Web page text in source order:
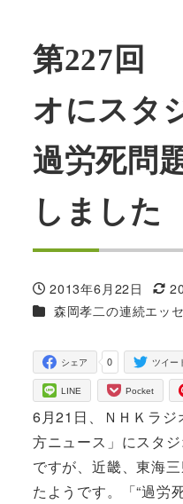
第227回
オにスタ
過労死問
しました
投稿日
2013年6月22日
更新
カテゴリー
森岡孝二の連続エッ
0
シェア ツイー
LINE Pocket
6月21日、ＮＨＫラジ
方ニュース」にスタ
ですが、近畿、東海
たようです。「“過労